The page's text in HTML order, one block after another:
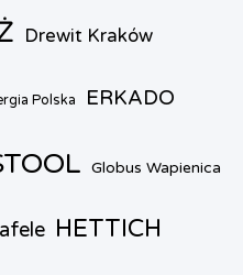
Drewit Kraków
Polska ERKADO
Globus Wapienica
HETTICH